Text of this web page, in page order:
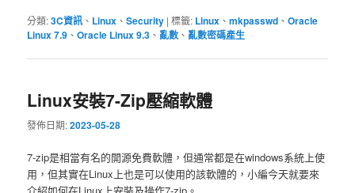
分類:3C資訊 、 Linux 、Security |標籤: Linux 、mkpasswd 、Oracle
Linux 7.9 、Oracle Linux 9.3 、 亂數 、 亂數密碼產生
Linux安裝7-Zip壓縮軟體
發佈日期:2023-05-28
7-zip是相當有名的開源免費軟體，但通常都是在windows系統上使
用，但其實在Linux上也是可以使用的該軟體的，小編今天就要來